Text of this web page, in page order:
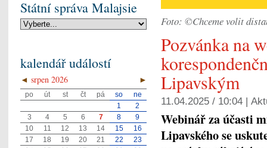
Foto: ©Chceme volit
Pozvánka na
Lipavským
11.04.2025 / 10:04 |
Webinář za účasti
Lipavského se
Státní správa Malajsie
kalendář událostí
◄ ►
srpen 2026
po út st čt pá so
ne
1
2
3
4 5 6 7 8
9
10
11 12 13 14 15
16
17
18 19 20 21 22
23